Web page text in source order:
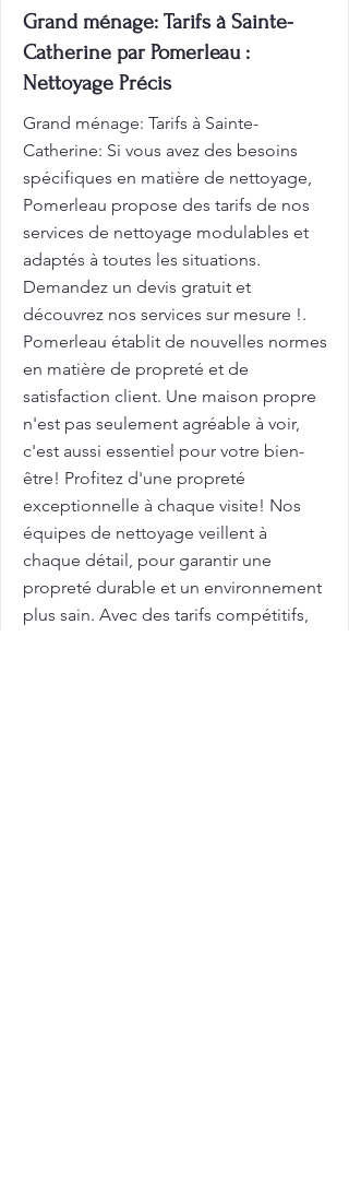
Grand ménage: Tarifs à Sainte-
Catherine par Pomerleau :
Nettoyage Précis
Grand ménage: Tarifs à Sainte-
Catherine: Si vous avez des besoins
spécifiques en matière de nettoyage,
Pomerleau propose des tarifs de nos
services de nettoyage modulables et
adaptés à toutes les situations.
Demandez un devis gratuit et
découvrez nos services sur mesure !.
Pomerleau établit de nouvelles normes
en matière de propreté et de
satisfaction client. Une maison propre
n'est pas seulement agréable à voir,
c'est aussi essentiel pour votre bien-
être! Profitez d'une propreté
exceptionnelle à chaque visite! Nos
équipes de nettoyage veillent à
chaque détail, pour garantir une
propreté durable et un environnement
plus sain. Avec des tarifs compétitifs,